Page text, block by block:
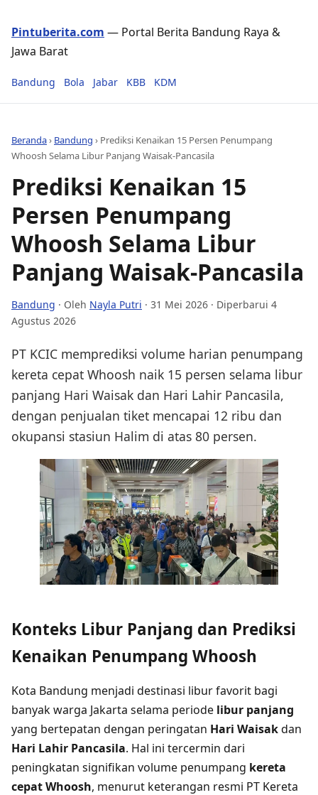
Pintuberita.com — Portal Berita Bandung Raya &
Jawa Barat
Bandung Bola Jabar KBB KDM
Beranda› Bandung › Prediksi Kenaikan 15 Persen Penumpang
Whoosh Selama Libur Panjang Waisak-Pancasila
Prediksi Kenaikan 15
Persen Penumpang
Whoosh Selama Libur
Panjang Waisak-Pancasila
Bandung · Oleh Nayla Putri · 31 Mei 2026 · Diperbarui 4
Agustus 2026
PT KCIC memprediksi volume harian penumpang
kereta cepat Whoosh naik 15 persen selama libur
panjang Hari Waisak dan Hari Lahir Pancasila,
dengan penjualan tiket mencapai 12 ribu dan
okupansi stasiun Halim di atas 80 persen.
Konteks Libur Panjang dan Prediksi
Kenaikan Penumpang Whoosh
Kota Bandung menjadi destinasi libur favorit bagi
banyak warga Jakarta selama periode libur panjang
yang bertepatan dengan peringatan Hari Waisakdan
Hari Lahir Pancasila. Hal ini tercermin dari
peningkatan signifikan volume penumpang kereta
cepat Whoosh, menurut keterangan resmi PT Kereta